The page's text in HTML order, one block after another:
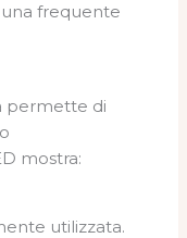
frequente
permette di
mostra:
utilizzata.